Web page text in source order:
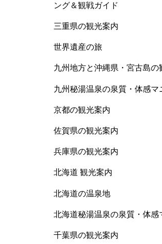
ング＆観戦ガイド
三重県の観光案内
世界遺産の旅
九州地方と沖縄県・宮古島の
九州秘湯温泉の泉質・体感マ
京都の観光案内
佐賀県の観光案内
兵庫県の観光案内
北海道 観光案内
北海道の温泉地
北海道秘湯温泉の泉質・体感
千葉県の観光案内